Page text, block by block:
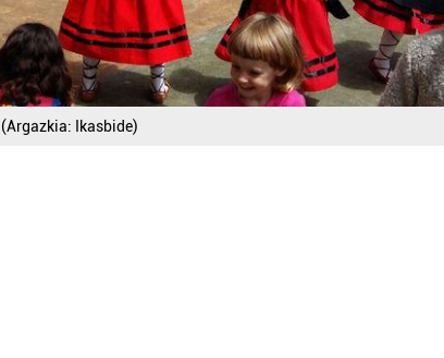
Ikasbide)